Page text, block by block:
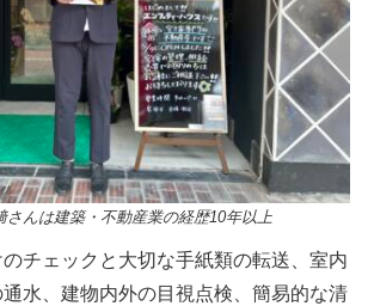
さんは建築・不動産業の経歴10年以上
チェックと大切な手紙類の転送、室内
水、建物内外の目視点検、簡易的な清